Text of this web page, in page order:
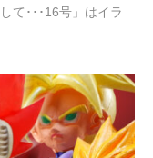
て･･･16号」はイラ